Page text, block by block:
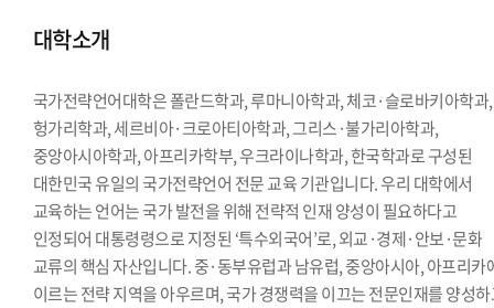
대학소개
국가전략언어대학은 폴란드학과, 루마니아학과, 체코·슬로바키아학과,
헝가리학과, 세르비아·크로아티아학과, 그리스·불가리아학과,
중앙아시아학과, 아프리카학부, 우크라이나학과, 한국학과로 구성된
대한민국 유일의 국가전략언어 전문 교육 기관입니다. 우리 대학에서
교육하는 언어는 국가 발전을 위해 전략적 인재 양성이 필요하다고
인정되어 대통령령으로 지정된 ‘특수외국어’로, 외교·경제·안보·문화
교류의 핵심 자산입니다. 중·동부유럽과 남유럽, 중앙아시아, 아프리카
이르는 전략 지역을 아우르며, 국가 경쟁력을 이끄는 전문인재를 양성